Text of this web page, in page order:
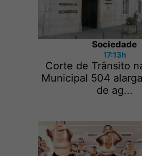
Sociedade
17:13h
Corte de Trânsito
Municipal 504
de ag...